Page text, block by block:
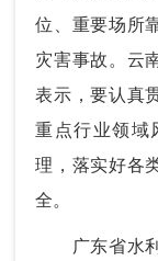
位、重要场所
灾害事故。云
表示，要认真
重点行业领域
理，落实好各
全。
广东省水利